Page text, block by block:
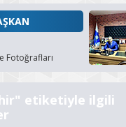
Fotoğrafları
etiketiyle ilgili